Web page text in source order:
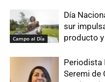
Campo al Día
Día
sur
producto
Periodista
Seremi de